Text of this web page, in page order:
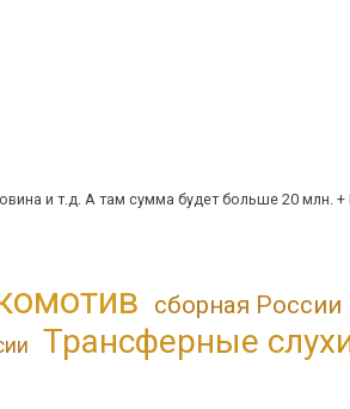
и т.д. А там сумма будет больше 20 млн. +
сборная России
Трансферные